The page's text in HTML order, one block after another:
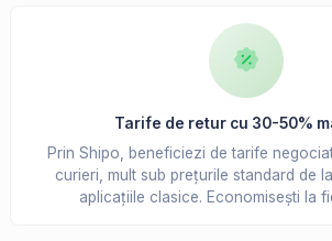
Tarife de retur cu 30-50%
Prin Shipo, beneficiezi de tarife
curieri, mult sub prețurile standard de
aplicațiile clasice. Economisești la